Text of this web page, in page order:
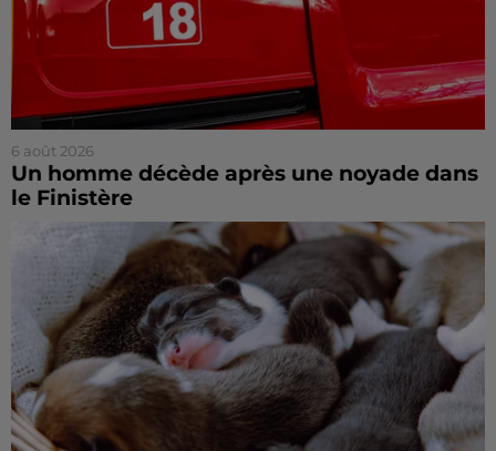
6 août 2026
Un homme décède après une noyade dans
le Finistère